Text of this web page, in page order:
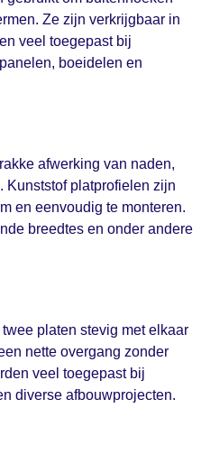
Ze zijn verkrijgbaar in
veel toegepast bij
boeidelen en
afwerking van naden,
Kunststof platprofielen zijn
en eenvoudig te monteren.
breedtes en onder andere
platen stevig met elkaar
nette overgang zonder
veel toegepast bij
diverse afbouwprojecten.